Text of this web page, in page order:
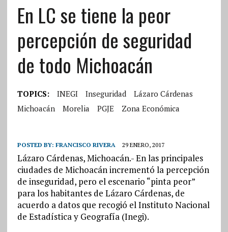
En LC se tiene la peor
percepción de seguridad
de todo Michoacán
TOPICS: INEGI Inseguridad
Lázaro Cárdenas
Michoacán
Morelia PGJE Zona Económica
POSTED BY: FRANCISCO RIVERA 29 ENERO, 2017
Lázaro Cárdenas, Michoacán.- En las principales
ciudades de Michoacán incrementó la percepción
de inseguridad, pero el escenario “pinta peor”
para los habitantes de Lázaro Cárdenas, de
acuerdo a datos que recogió el Instituto Nacional
de Estadística y Geografía (Inegi).